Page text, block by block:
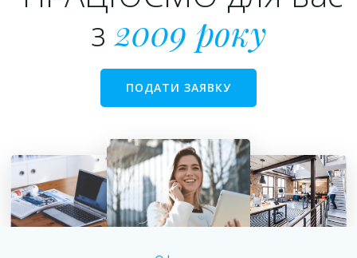
з2009 року
ПОДАТИ ЗАЯВКУ